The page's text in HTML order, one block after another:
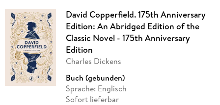
David Copperfield. 175th Anniversary
Edition: An Abridged Edition of the
Classic Novel - 175th Anniversary
Edition
Charles Dickens
Buch (gebunden)
Sprache: Englisch
Sofort lieferbar